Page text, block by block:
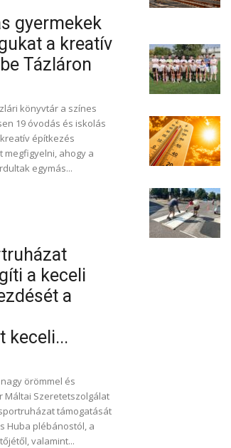
gyermekek
a kreatív
Tázláron
könyvtár a színes
19 óvodás és iskolás
építkezés
megfigyelni, ahogy a
egymás...
a keceli
a
keceli...
örömmel és
Máltai Szeretetszolgálat
támogatását
Huba plébánostól, a
valamint...